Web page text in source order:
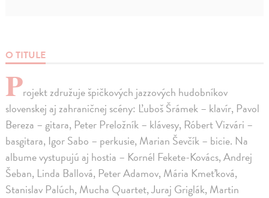
O TITULE
Projekt združuje špičkových jazzových hudobníkov
slovenskej aj zahraničnej scény: Ľuboš Šrámek – klavír, Pavol
Bereza – gitara, Peter Preložník – klávesy, Róbert Vizvári –
basgitara, Igor Sabo – perkusie, Marian Ševčík – bicie. Na
albume vystupujú aj hostia – Kornél Fekete-Kovács, Andrej
Šeban, Linda Ballová, Peter Adamov, Mária Kmeťková,
Stanislav Palúch, Mucha Quartet, Juraj Griglák, Martin